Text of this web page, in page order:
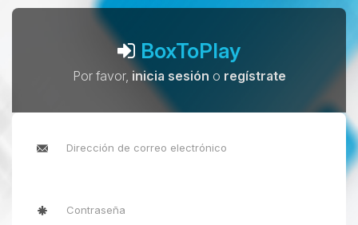
BoxToPlay
Por favor, inicia sesión o regístrate